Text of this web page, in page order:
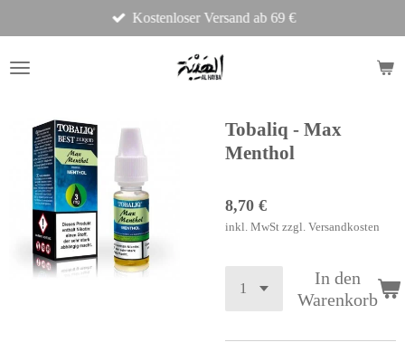
Hauptinhalt
springen
Kostenloser Versand ab 69 €
Tobaliq - Max
Menthol
8,70 €
inkl. MwSt zzgl. Versandkosten
In den
Warenkorb